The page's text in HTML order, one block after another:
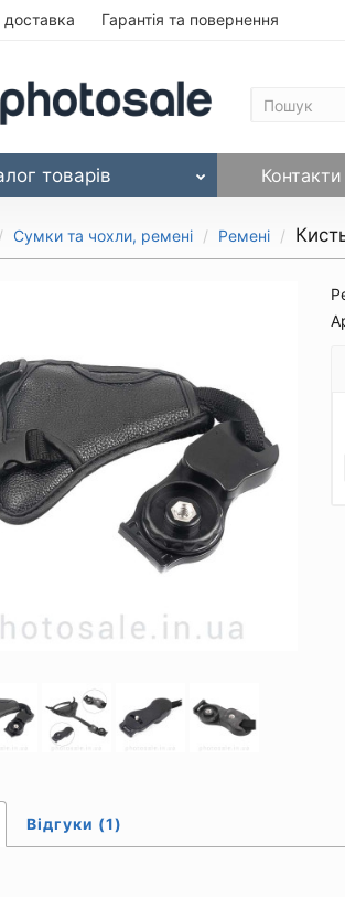
доставка Гарантія та повернення
товарів Контакти
Сумки та чохли, ремені Ремені
Відгуки (1)